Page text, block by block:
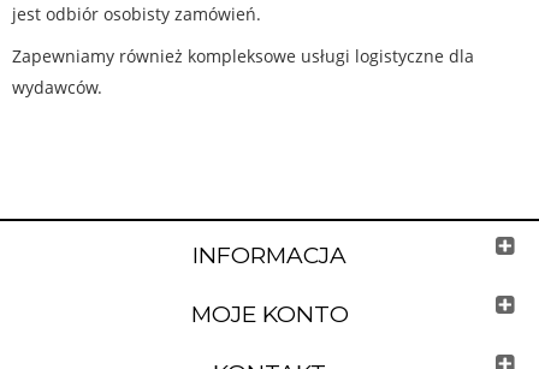
jest odbiór osobisty zamówień.
Zapewniamy również kompleksowe usługi logistyczne dla
wydawców.
INFORMACJA
MOJE KONTO